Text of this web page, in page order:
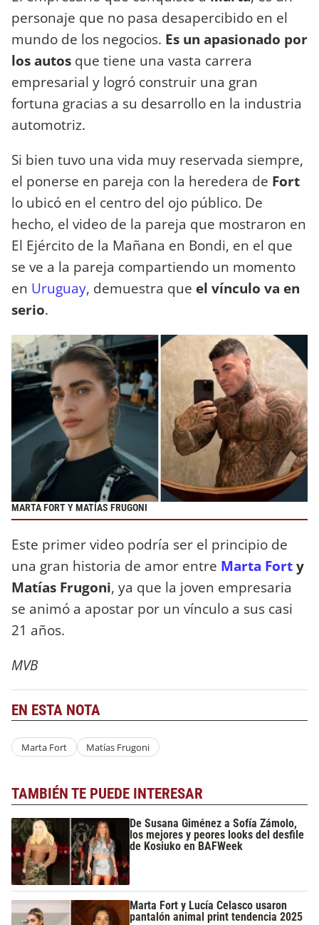
personaje que no pasa desapercibido en el
mundo de los negocios. Es un apasionado por
los autos que tiene una vasta carrera
empresarial y logró construir una gran
fortuna gracias a su desarrollo en la industria
automotriz.
Si bien tuvo una vida muy reservada siempre,
el ponerse en pareja con la heredera de Fort
lo ubicó en el centro del ojo público. De
hecho, el video de la pareja que mostraron en
El Ejército de la Mañana en Bondi, en el que
se ve a la pareja compartiendo un momento
en Uruguay, demuestra que el vínculo va en
serio.
MARTA FORT Y MATÍAS FRUGONI
Este primer video podría ser el principio de
una gran historia de amor entre Marta Forty
Matías Frugoni, ya que la joven empresaria
se animó a apostar por un vínculo a sus casi
21 años.
MVB
EN ESTA NOTA
Marta Fort Matías Frugoni
TAMBIÉN TE PUEDE INTERESAR
De Susana Giménez a Sofía Zámolo,
los mejores y peores looks del desfile
de Kosiuko en BAFWeek
Marta Fort y Lucía Celasco usaron
pantalón animal print tendencia 2025